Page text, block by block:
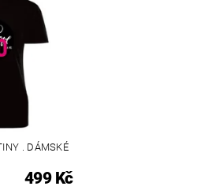
. DÁMSKÉ
499 Kč